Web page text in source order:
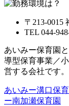
〒213-0015
TEL 044-
あいみー保育園
導型保育事業／
営する会社です。
あいみー溝口保
ー南加瀬保育園